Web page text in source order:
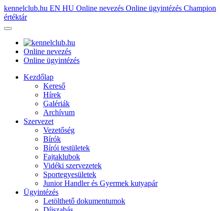
kennelclub.hu EN HU Online nevezés Online ügyintézés Champion
értéktár
Online nevezés
Online ügyintézés
Kezdőlap
Kereső
Hírek
Galériák
Archívum
Szervezet
Vezetőség
Bírók
Bírói testületek
Fajtaklubok
Vidéki szervezetek
Sportegyesületek
Junior Handler és Gyermek kutyapár
Ügyintézés
Letölthető dokumentumok